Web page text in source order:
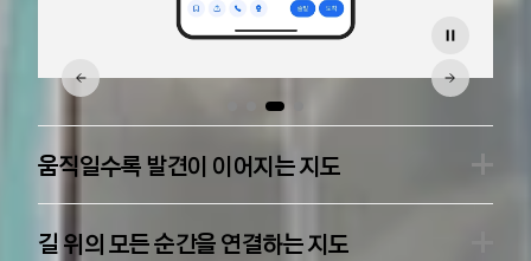
움직일수록 발견이 이어지는 지도
길 위의 모든 순간을 연결하는 지도